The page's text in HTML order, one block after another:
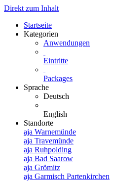
Direkt zum Inhalt
Startseite
Kategorien
Anwendungen
Eintritte
Packages
Sprache
Deutsch
English
Standorte
aja Warnemünde
aja Travemünde
aja Ruhpolding
aja Bad Saarow
aja Grömitz
aja Garmisch Partenkirchen